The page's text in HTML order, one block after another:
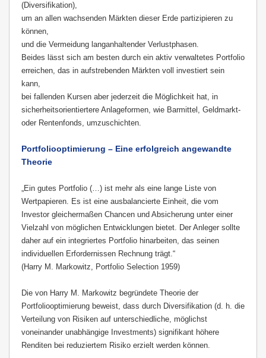
(Diversifikation),
um an allen wachsenden Märkten dieser Erde partizipieren zu
können,
und die Vermeidung langanhaltender Verlustphasen.
Beides lässt sich am besten durch ein aktiv verwaltetes Portfolio
erreichen, das in aufstrebenden Märkten voll investiert sein
kann,
bei fallenden Kursen aber jederzeit die Möglichkeit hat, in
sicherheitsorientiertere Anlageformen, wie Barmittel, Geldmarkt-
oder Rentenfonds, umzuschichten.
Portfoliooptimierung – Eine erfolgreich angewandte
Theorie
„Ein gutes Portfolio (…) ist mehr als eine lange Liste von
Wertpapieren. Es ist eine ausbalancierte Einheit, die vom
Investor gleichermaßen Chancen und Absicherung unter einer
Vielzahl von möglichen Entwicklungen bietet. Der Anleger sollte
daher auf ein integriertes Portfolio hinarbeiten, das seinen
individuellen Erfordernissen Rechnung trägt.“
(Harry M. Markowitz, Portfolio Selection 1959)
Die von Harry M. Markowitz begründete Theorie der
Portfoliooptimierung beweist, dass durch Diversifikation (d. h. die
Verteilung von Risiken auf unterschiedliche, möglichst
voneinander unabhängige Investments) signifikant höhere
Renditen bei reduziertem Risiko erzielt werden können.